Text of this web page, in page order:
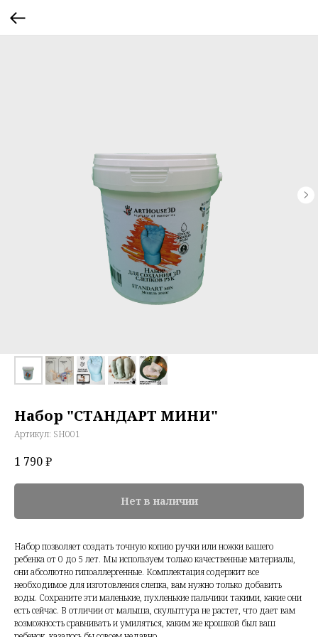
Набор "СТАНДАРТ МИНИ"
Артикул: SH001
1 790₽
Нет в наличии
Набор позволяет создать точную копию ручки или ножки вашего
ребенка от 0 до 5 лет. Мы используем только качественные материалы,
они абсолютно гипоаллергенные. Комплектация содержит все
необходимое для изготовления слепка, вам нужно только добавить
воды. Сохраните эти маленькие, пухленькие пальчики такими, какие они
есть сейчас. В отличии от малыша, скульптура не растет, что дает вам
возможность сравнивать и умиляться, каким же крошкой был ваш